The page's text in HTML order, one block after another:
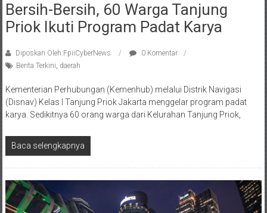
Bersih-Bersih, 60 Warga Tanjung
Priok Ikuti Program Padat Karya
Diposkan Oleh:FpiiCyberNews
0 Komentar
Berita Terkini, daerah
Kementerian Perhubungan (Kemenhub) melalui Distrik Navigasi
(Disnav) Kelas I Tanjung Priok Jakarta menggelar program padat
karya. Sedikitnya 60 orang warga dari Kelurahan Tanjung Priok,
Baca selengkapnya